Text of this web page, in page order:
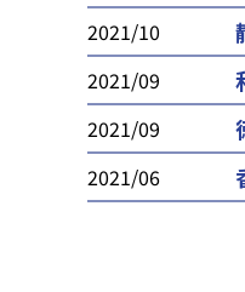
2021/10
2021/09
2021/09
2021/06